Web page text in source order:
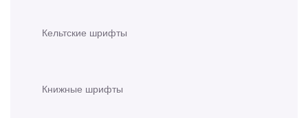
Кельтские шрифты
Книжные шрифты